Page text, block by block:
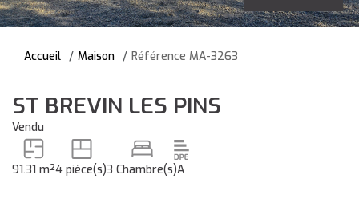
Accueil Maison Référence MA-3263
ST BREVIN LES PINS
Vendu
91.31 m²4 pièce(s)3 Chambre(s)A